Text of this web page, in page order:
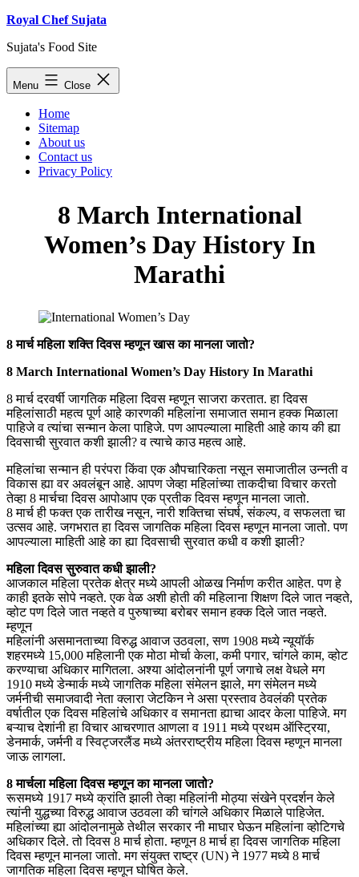
Skip
content
Royal Chef Sujata
Sujata's Food Site
Menu Close
Home
Sitemap
About us
Contact us
Privacy Policy
8 March International
Women’s Day History In
Marathi
8 मार्च महिला शक्ति दिवस म्हणून खास का मानला जातो?
8 March International Women’s Day History In Marathi
8 मार्च दरवर्षी जागतिक महिला दिवस म्हणून साजरा करतात. हा दिवस
महिलांसाठी महत्व पूर्ण आहे कारणकी महिलांना समाजात समान हक्क मिळाला
पाहिजे व त्यांचा सन्मान केला पाहिजे. पण आपल्याला माहिती आहे काय की ह्या
दिवसाची सुरवात कशी झाली? व त्याचे काउ महत्व आहे.
महिलांचा सन्मान ही परंपरा किंवा एक औपचारिकता नसून समाजातील उन्नती व
विकास ह्या वर अवलंबून आहे. आपण जेव्हा महिलांच्या ताकदीचा विचार करतो
तेव्हा 8 मार्चचा दिवस आपोआप एक प्रतीक दिवस म्हणून मानला जातो.
8 मार्च ही फक्त एक तारीख नसून, नारी शक्तिचा संघर्ष, संकल्प, व सफलता चा
उत्सव आहे. जगभरात हा दिवस जागतिक महिला दिवस म्हणून मानला जातो. पण
आपल्याला माहिती आहे का ह्या दिवसाची सुरवात कधी व कशी झाली?
महिला दिवस सुरुवात कधी झाली?
आजकाल महिला प्रतेक क्षेत्र मध्ये आपली ओळख निर्माण करीत आहेत. पण हे
काही इतके सोपे नव्हते. एक वेळ अशी होती की महिलाना शिक्षण दिले जात नव्हते,
व्होट पण दिले जात नव्हते व पुरुषाच्या बरोबर समान हक्क दिले जात नव्हते.
म्हणून
महिलांनी असमानताच्या विरुद्ध आवाज उठवला, सण 1908 मध्ये न्यूयॉर्क
शहरमध्ये 15,000 महिलानी एक मोठा मोर्चा केला, कमी पगार, चांगले काम, व्होट
करण्याचा अधिकार मागितला. अश्या आंदोलनांनी पूर्ण जगाचे लक्ष वेधले मग
1910 मध्ये डेन्मार्क मध्ये जागतिक महिला संमेलन झाले, मग संमेलन मध्ये
जर्मनीची समाजवादी नेता क्लारा जेटकिन ने असा प्रस्ताव ठेवलंकी प्रतेक
वर्षातील एक दिवस महिलांचे अधिकार व समानता ह्याचा आदर केला पाहिजे. मग
बऱ्याच देशांनी हा विचार आचरणात आणला व 1911 मध्ये प्रथम ऑस्ट्रिया,
डेनमार्क, जर्मनी व स्विट्जरलैंड मध्ये अंतरराष्ट्रीय महिला दिवस म्हणून मानला
जाऊ लागला.
8 मार्चला महिला दिवस म्हणून का मानला जातो?
रूसमध्ये 1917 मध्ये क्रांति झाली तेव्हा महिलांनी मोठ्या संखेने प्रदर्शन केले
त्यांनी युद्धच्या विरुद्ध आवाज उठवला की चांगले अधिकार मिळाले पाहिजेत.
महिलांच्या ह्या आंदोलनामुळे तेथील सरकार नी माघार घेऊन महिलांना व्होटिगचे
अधिकार दिले. तो दिवस 8 मार्च होता. म्हणून 8 मार्च हा दिवस जागतिक महिला
दिवस म्हणून मानला जातो. मग संयुक्त राष्ट्र (UN) ने 1977 मध्ये 8 मार्च
जागतिक महिला दिवस म्हणून घोषित केले.